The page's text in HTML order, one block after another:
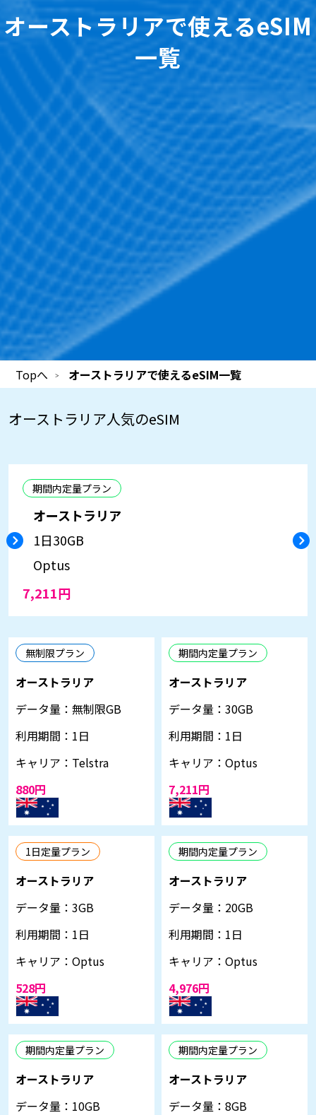
オーストラリアで使えるeSIM
一覧
Topへ オーストラリアで使えるeSIM一覧
オーストラリア人気のeSIM
期間内定量プラン
オーストラリア
1日30GB
Optus
7,211円
無制限プラン
オーストラリア
データ量： 無制限GB
利用期間： 1日
キャリア： Telstra
880円
期間内定量プラン
オーストラリア
データ量： 30GB
利用期間： 1日
キャリア： Optus
7,211円
1日定量プラン
オーストラリア
データ量： 3GB
利用期間： 1日
キャリア： Optus
528円
期間内定量プラン
オーストラリア
データ量： 20GB
利用期間： 1日
キャリア： Optus
4,976円
期間内定量プラン
オーストラリア
データ量： 10GB
期間内定量プラン
オーストラリア
データ量： 8GB